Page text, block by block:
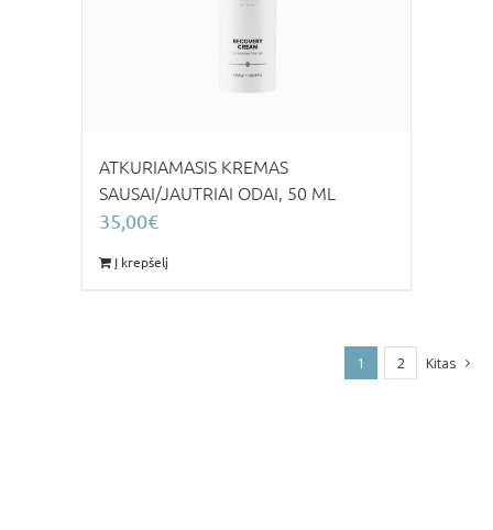
ATKURIAMASIS KREMAS
SAUSAI/JAUTRIAI ODAI, 50 ML
35,00€
Į krepšelį
1 2 Kitas